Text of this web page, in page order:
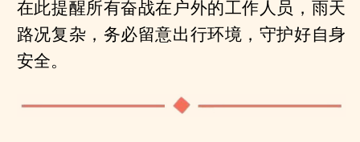
在此提醒所有奋战在户外的工作人员，雨天
路况复杂，务必留意出行环境，守护好自身
安全。